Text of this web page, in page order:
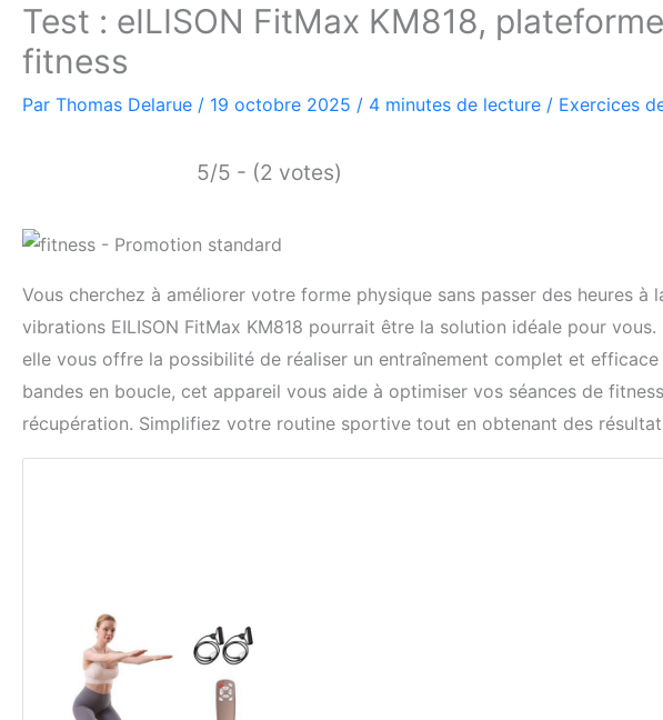
Test : eILISON FitMax KM818,
fitness
Par Thomas Delarue / 19 octobre 2025 / 4 minutes de lecture / Exercices
5/5 - (2 votes)
Vous cherchez à améliorer votre forme physique sans passer des heures à
vibrations EILISON FitMax KM818 pourrait être la solution idéale pour
elle vous offre la possibilité de réaliser un entraînement complet et
bandes en boucle, cet appareil vous aide à optimiser vos séances de
récupération. Simplifiez votre routine sportive tout en obtenant des